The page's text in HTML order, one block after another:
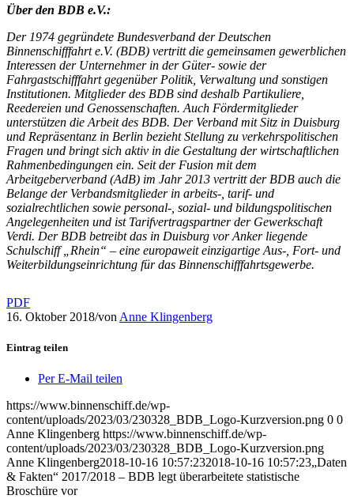
Über den BDB e.V.:
Der 1974 gegründete Bundesverband der Deutschen
Binnenschifffahrt e.V. (BDB) vertritt die gemeinsamen gewerblichen
Interessen der Unternehmer in der Güter- sowie der
Fahrgastschifffahrt gegenüber Politik, Verwaltung und sonstigen
Institutionen. Mitglieder des BDB sind deshalb Partikuliere,
Reedereien und Genossenschaften. Auch Fördermitglieder
unterstützen die Arbeit des BDB. Der Verband mit Sitz in Duisburg
und Repräsentanz in Berlin bezieht Stellung zu verkehrspolitischen
Fragen und bringt sich aktiv in die Gestaltung der wirtschaftlichen
Rahmenbedingungen ein. Seit der Fusion mit dem
Arbeitgeberverband (AdB) im Jahr 2013 vertritt der BDB auch die
Belange der Verbandsmitglieder in arbeits-, tarif- und
sozialrechtlichen sowie personal-, sozial- und bildungspolitischen
Angelegenheiten und ist Tarifvertragspartner der Gewerkschaft
Verdi. Der BDB betreibt das in Duisburg vor Anker liegende
Schulschiff „Rhein“ – eine europaweit einzigartige Aus-, Fort- und
Weiterbildungseinrichtung für das Binnenschifffahrtsgewerbe.
PDF
16. Oktober 2018/von Anne Klingenberg
Eintrag teilen
Per E-Mail teilen
https://www.binnenschiff.de/wp-
content/uploads/2023/03/230328_BDB_Logo-Kurzversion.png 0 0
Anne Klingenberg https://www.binnenschiff.de/wp-
content/uploads/2023/03/230328_BDB_Logo-Kurzversion.png
Anne Klingenberg2018-10-16 10:57:232018-10-16 10:57:23„Daten
& Fakten“ 2017/2018 – BDB legt überarbeitete statistische
Broschüre vor